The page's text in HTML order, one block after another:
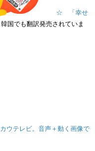
☆ 「幸せ
国でも翻訳発売されていま
ウテレビ。音声＋動く画像で